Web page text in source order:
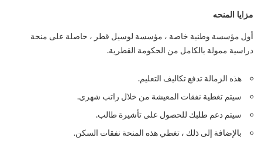
مزايا المنحه
أول مؤسسة وطنية خاصة ، مؤسسة لوسيل قطر ، حاصلة على منحة
دراسية ممولة بالكامل من الحكومة القطرية.
هذه الزمالة تدفع تكاليف التعليم.
سيتم تغطية نفقات المعيشة من خلال راتب شهري.
سيتم دعم طلبك للحصول على تأشيرة طالب.
بالإضافة إلى ذلك ، تغطي هذه المنحة نفقات السكن.